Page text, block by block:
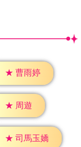
★ 曹雨婷
★ 周遊
★ 司馬玉嬌